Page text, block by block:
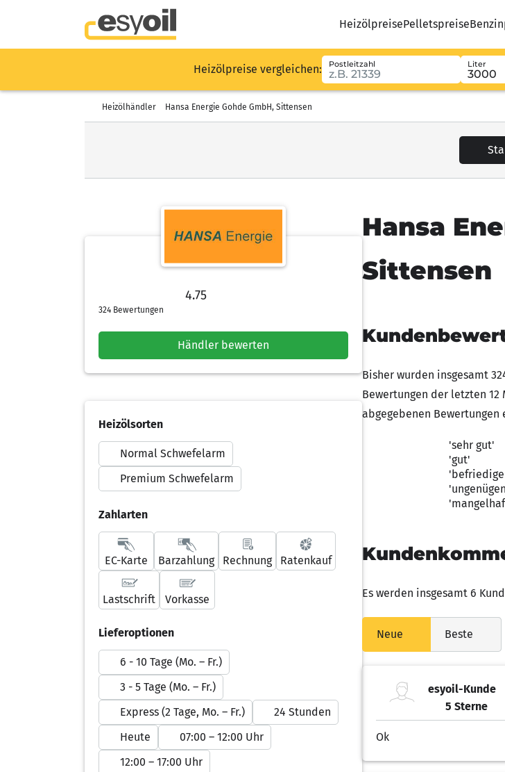
HeizölpreisePelletspreise
Heizölpreise vergleichen: Postleitzahl Liter
Heizölhändler Hansa Energie Gohde GmbH, Sittensen
4.75
4.75 von 5 Sternen
324 Bewertungen
Händler bewerten
Heizölsorten
Normal Schwefelarm
Premium Schwefelarm
Zahlarten
EC-Karte Barzahlung Rechnung Ratenkauf
Lastschrift Vorkasse
Lieferoptionen
6 - 10 Tage (Mo. – Fr.)
3 - 5 Tage (Mo. – Fr.)
Express (2 Tage, Mo. – Fr.)
24 Stunden
Heute
07:00 – 12:00 Uhr
12:00 – 17:00 Uhr
Hansa
Sittensen
Bisher wurden insgesamt
Bewertungen der letzten 12
abgegebenen Bewertungen
5.00 von 5 Sternen'sehr gut'
4.00 von 5 Sternen'gut'
3.00 von 5 Sternen
2.00 von 5 Sternen
1.00 von 5 Sternen
Es werden insgesamt 6
Neue Beste
esyoil-Kunde
5 Sterne
Ok